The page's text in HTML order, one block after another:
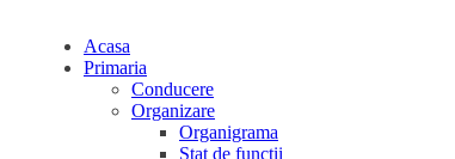
Acasa
Primaria
Conducere
Organizare
Organigrama
Stat de functii